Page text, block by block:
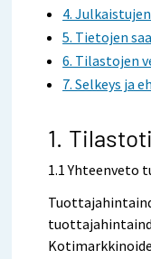
4.
5. Tietojen
6. Tilastojen
7. Selkeys ja
1.
1.1